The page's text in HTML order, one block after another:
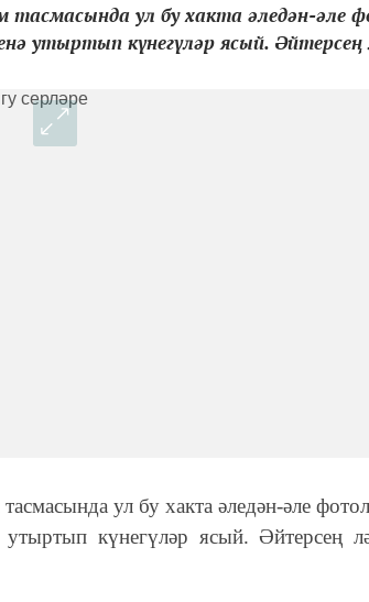
ул бу хакта әледән-әле
утыртып күнегүләр ясый. Әйтерсең
ул бу хакта әледән-әле
утыртып күнегүләр ясый. Әйтерсең